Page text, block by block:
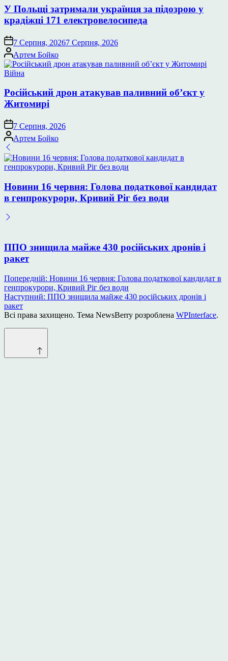
У Польщі затримали українця за підозрою у
крадіжці 171 електровелосипеда
7 Серпня, 20267 Серпня, 2026
Опубліковано
Артем Бойко
Опублікувати
Війна
Російський дрон атакував паливний об’єкт у
Житомирі
7 Серпня, 2026
Опубліковано
Артем Бойко
Новини 16 червня: Голова податкової кандидат
в генпрокурори, Кривий Ріг без води
ППО знищила майже 430 російських дронів і
ракет
Навігація
записів
Попередній: Новини 16 червня: Голова податкової кандидат в
генпрокурори, Кривий Ріг без води
Наступний: ППО знищила майже 430 російських дронів і
ракет
Всі права захищено. Тема NewsBerry розроблена WPInterface.